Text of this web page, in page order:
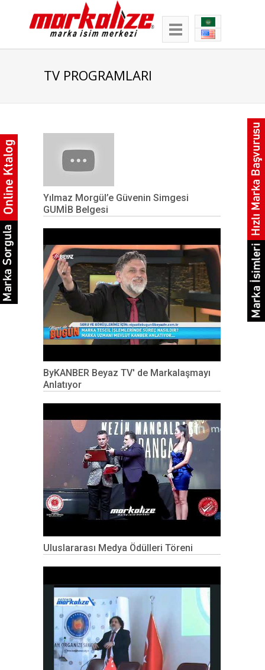
TV PROGRAMLARI
Yılmaz Morgül’e Güvenin Simgesi
GUMİB Belgesi
ByKANBER Beyaz TV' de Markalaşmayı
Anlatıyor
Uluslararası Medya Ödülleri Töreni